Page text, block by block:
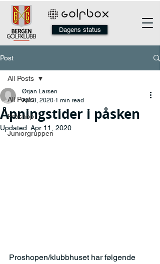
Dagens status
Post
All Posts
Proshop
Juniorgruppen
All Posts
Åpningstider i påsken
Ørjan Larsen
Apr 8, 2020 1 min read
Updated: Apr 11, 2020
Proshopen/klubbhuset har følgende